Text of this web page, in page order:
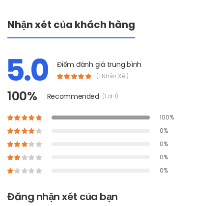
Nhận xét của khách hàng
5.0 Điểm đánh giá trung bình
(1 Nhận Xét)
100% Recommended (1 of 1)
100%
0%
0%
0%
0%
Đăng nhận xét của bạn